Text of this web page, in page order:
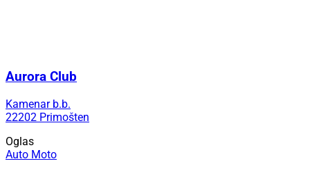
Aurora Club
Kamenar b.b.
22202 Primošten
Oglas
Auto Moto